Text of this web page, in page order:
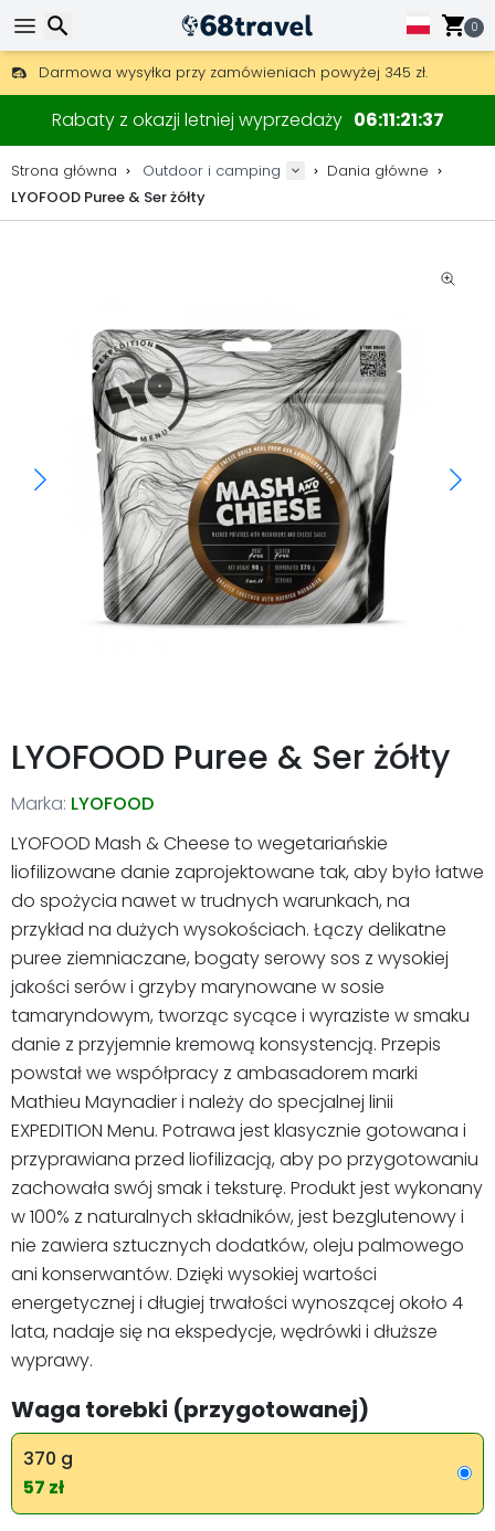
0
Darmowa wysyłka przy zamówieniach powyżej 345 zł.
30 dni na zwrot, 90 dni na drewniane mapy i dekoracje.
Najlepsze ceny na sprzęt outdoorowy i akcesoria.
Rabaty z okazji letniej wyprzedaży 06112136
Strona główna Outdoor i camping
Dania główne
LYOFOOD Puree & Ser żółty
LYOFOOD Puree & Ser żółty
Marka: LYOFOOD
LYOFOOD Mash & Cheese to wegetariańskie
liofilizowane danie zaprojektowane tak, aby było łatwe
do spożycia nawet w trudnych warunkach, na
przykład na dużych wysokościach. Łączy delikatne
puree ziemniaczane, bogaty serowy sos z wysokiej
jakości serów i grzyby marynowane w sosie
tamaryndowym, tworząc sycące i wyraziste w smaku
danie z przyjemnie kremową konsystencją. Przepis
powstał we współpracy z ambasadorem marki
Mathieu Maynadier i należy do specjalnej linii
EXPEDITION Menu. Potrawa jest klasycznie gotowana i
przyprawiana przed liofilizacją, aby po przygotowaniu
zachowała swój smak i teksturę. Produkt jest wykonany
w 100% z naturalnych składników, jest bezglutenowy i
nie zawiera sztucznych dodatków, oleju palmowego
ani konserwantów. Dzięki wysokiej wartości
energetycznej i długiej trwałości wynoszącej około 4
lata, nadaje się na ekspedycje, wędrówki i dłuższe
wyprawy.
Waga torebki (przygotowanej)
370 g
57 zł
Wyszukaj